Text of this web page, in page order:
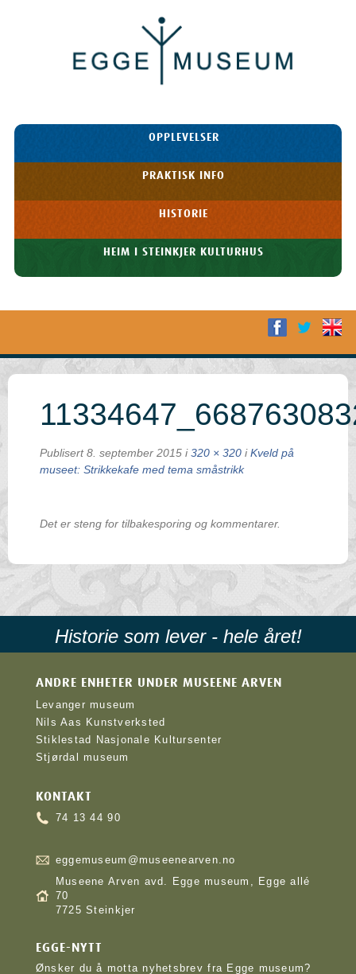
Museum
HOPP TIL
OPPLEVELSER
PRAKTISK INFO
HISTORIE
HEIM I STEINKJER KULTURHUS
Publisert 8. september 2015 i 320 × 320 i Kveld på
museet: Strikkekafe med tema småstrikk
Det er steng for tilbakesporing og kommentarer.
Historie som lever - hele året!
ANDRE ENHETER UNDER MUSEENE ARVEN
Levanger museum
Nils Aas Kunstverksted
Stiklestad Nasjonale Kultursenter
Stjørdal museum
KONTAKT
74 13 44 90
eggemuseum@museenearven.no
Museene Arven avd. Egge museum, Egge allé
70
7725 Steinkjer
EGGE-NYTT
Ønsker du å motta nyhetsbrev fra Egge museum?